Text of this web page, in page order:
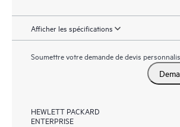
Afficher les spécifications
Soumettre votre demande de devis
HEWLETT PACKARD
ENTERPRISE